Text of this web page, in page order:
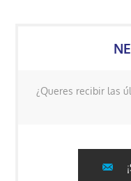
¿Queres recibir las